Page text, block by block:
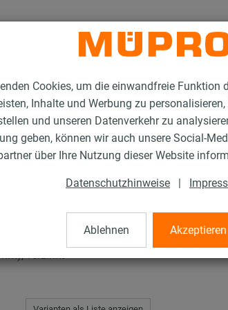
Cookies, um die einwandfreie Funktion
Inhalte und Werbung zu
und unseren Datenverkehr zu
geben, können wir auch unsere Social-
über Ihre Nutzung dieser Website
Datenschutzhinweise |
Ablehnen Akzeptieren
verzinkt